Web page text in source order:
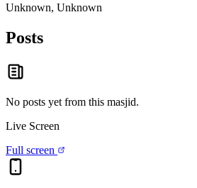
Unknown, Unknown
Posts
No posts yet from this masjid.
Live Screen
Full screen